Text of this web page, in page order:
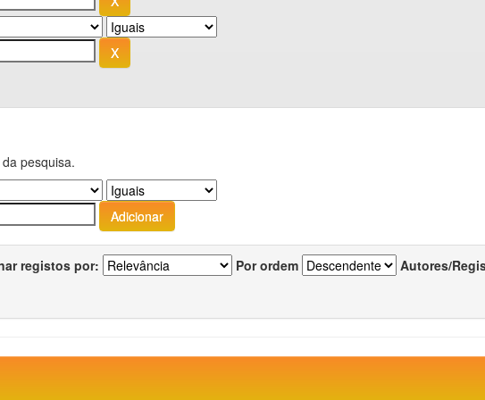
pesquisa.
registos por: Por ordem Autores/